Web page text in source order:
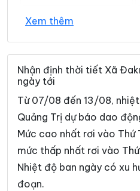
Xã Đông Trạch
Xã Hiếu Giang
Xã Hoàn Lão
Xã Hướng Lập
Xã Khe Sanh
Xã Kim Ngân
Xã La Lay
Xã Lệ Ninh
Xem thêm
Nhận định thời tiết Xã
ngày tới
Từ 07/08 đến 13/08,
Quảng Trị dự báo dao
Mức cao nhất rơi vào Thứ
mức thấp nhất rơi vào
Nhiệt độ ban ngày có xu
đoạn.